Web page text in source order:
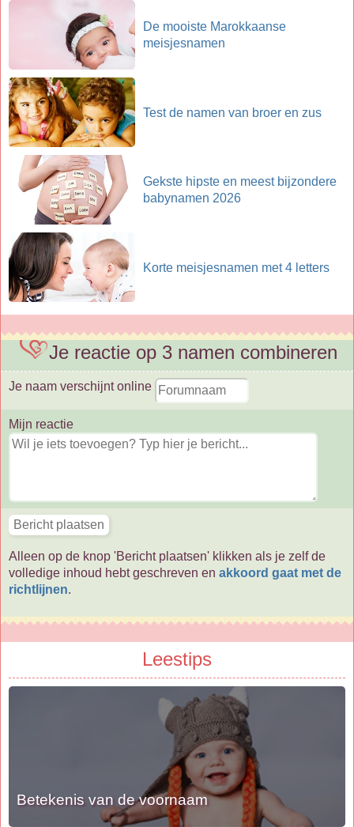
De mooiste Marokkaanse
meisjesnamen
Test de namen van broer en zus
Gekste hipste en meest bijzondere
babynamen 2026
Korte meisjesnamen met 4 letters
Je reactie op 3 namen combineren
Je naam verschijnt online
Mijn reactie
Alleen op de knop 'Bericht plaatsen' klikken als je zelf de
volledige inhoud hebt geschreven en akkoord gaat met de
richtlijnen.
Leestips
Betekenis van de voornaam